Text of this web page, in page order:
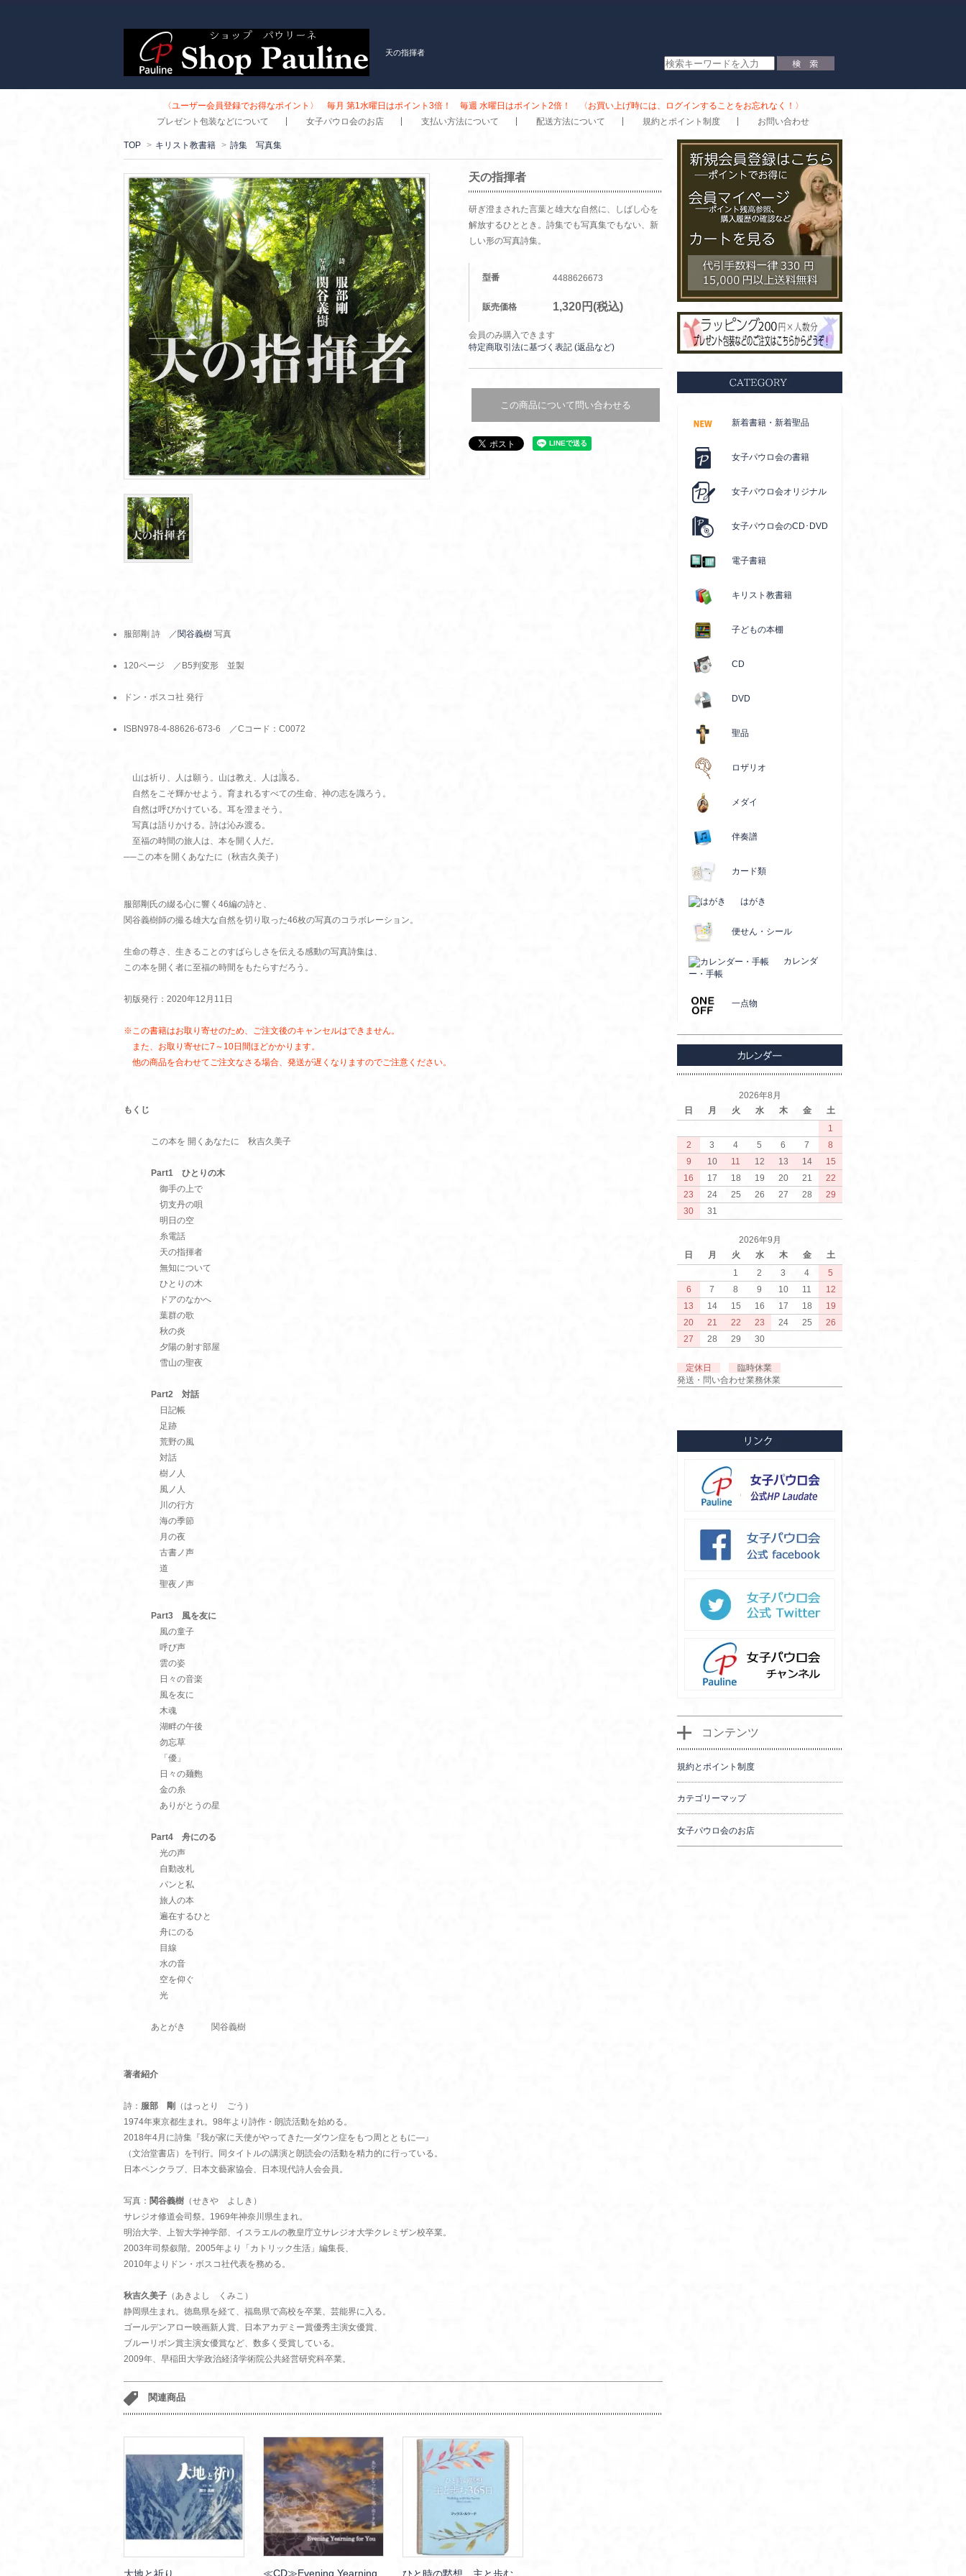
天の指揮者
〈ユーザー会員登録でお得なポイント〉 毎月 第1水曜日はポイント3倍！ 毎週 水曜日はポイント2倍！ 〈お買い上げ時には、ログインすることをお忘れなく！〉
プレゼント包装などについて
女子パウロ会のお店 支払い方法について 配送方法について 規約とポイント制度 お問い合わせ
TOP > キリスト教書籍 > 詩集 写真集
天の指揮者
研ぎ澄まされた言葉と雄大な自然に、しばし心を
解放するひととき。詩集でも写真集でもない、新
しい形の写真詩集。
型番 4488626673
販売価格 1,320円(税込)
会員のみ購入できます
特定商取引法に基づく表記 (返品など)
この商品について問い合わせる
服部剛 詩 ／ 関谷義樹 写真
120ページ ／B5判変形 並製
ドン・ボスコ社 発行
ISBN978-4-88626-673-6 ／Cコード：C0072
山は祈り、人は願う。山は教え、人は識
し
る。
自然をこそ輝かせよう。育まれるすべての生命、神の志を識ろう。
自然は呼びかけている。耳を澄まそう。
写真は語りかける。詩は沁み渡る。
至福の時間の旅人は、本を開く人だ。
──この本を開くあなたに（秋吉久美子）
服部剛氏の綴る心に響く46編の詩と、
関谷義樹師の撮る雄大な自然を切り取った46枚の写真のコラボレーション。
生命の尊さ、生きることのすばらしさを伝える感動の写真詩集は、
この本を開く者に至福の時間をもたらすだろう。
初版発行：2020年12月11日
※この書籍はお取り寄せのため、ご注文後のキャンセルはできません。
また、お取り寄せに7～10日間ほどかかります。
他の商品を合わせてご注文なさる場合、発送が遅くなりますのでご注意ください。
もくじ
この本を 開くあなたに 秋吉久美子
Part1 ひとりの木
御手の上で
切支丹の唄
明日の空
糸電話
天の指揮者
無知について
ひとりの木
ドアのなかへ
葉群の歌
秋の炎
夕陽の射す部屋
雪山の聖夜
Part2 対話
日記帳
足跡
荒野の風
対話
樹ノ人
風ノ人
川の行方
海の季節
月の夜
古書ノ声
道
聖夜ノ声
Part3 風を友に
風の童子
呼び声
雲の姿
日々の音楽
風を友に
木魂
湖畔の午後
勿忘草
「優」
日々の麺麭
金の糸
ありがとうの星
Part4 舟にのる
光の声
自動改札
パンと私
旅人の本
遍在するひと
舟にのる
目線
水の音
空を仰ぐ
光
あとがき 関谷義樹
著者紹介
詩： 服部 剛
（はっとり ごう）
1974年東京都生まれ。98年より詩作・朗読活動を始める。
2018年4月に詩集『我が家に天使がやってきた―ダウン症をもつ周とともに―』
（文治堂書店）を刊行。同タイトルの講演と朗読会の活動を精力的に行っている。
日本ペンクラブ、日本文藝家協会、日本現代詩人会会員。
写真： 関谷義樹 （せきや よしき）
サレジオ修道会司祭。1969年神奈川県生まれ。
明治大学、上智大学神学部、イスラエルの教皇庁立サレジオ大学クレミザン校卒業。
2003年司祭叙階。2005年より「カトリック生活」編集長、
2010年よりドン・ボスコ社代表を務める。
秋吉久美子 （あきよし くみこ）
静岡県生まれ。徳島県を経て、福島県で高校を卒業、芸能界に入る。
ゴールデンアロー映画新人賞、日本アカデミー賞優秀主演女優賞、
ブルーリボン賞主演女優賞など、数多く受賞している。
2009年、早稲田大学政治経済学術院公共経営研究科卒業。
関連商品
≪CD≫Evening Yearning
新着書籍・新着聖品
女子パウロ会の書籍
女子パウロ会オリジナル
女子パウロ会のCD･DVD
電子書籍
キリスト教書籍
子どもの本棚
CD
DVD
聖品
ロザリオ
メダイ
伴奏譜
カード類
はがき
便せん・シール
カレンダ
ー・手帳
一点物
2026年8月
日
月 火 水 木 金
土
1
2
3 4 5 6 7
8
9
10 11 12 13 14
15
16
17 18 19 20 21
22
23
24 25 26 27 28
29
30
31
2026年9月
日
月 火 水 木 金
土
1
2 3 4
5
6
7 8 9 10 11
12
13
14 15 16 17 18
19
20
21 22 23 24 25
26
27
28 29 30
定休日
臨時休業
発送・問い合わせ業務休業
コンテンツ
規約とポイント制度
カテゴリーマップ
女子パウロ会のお店